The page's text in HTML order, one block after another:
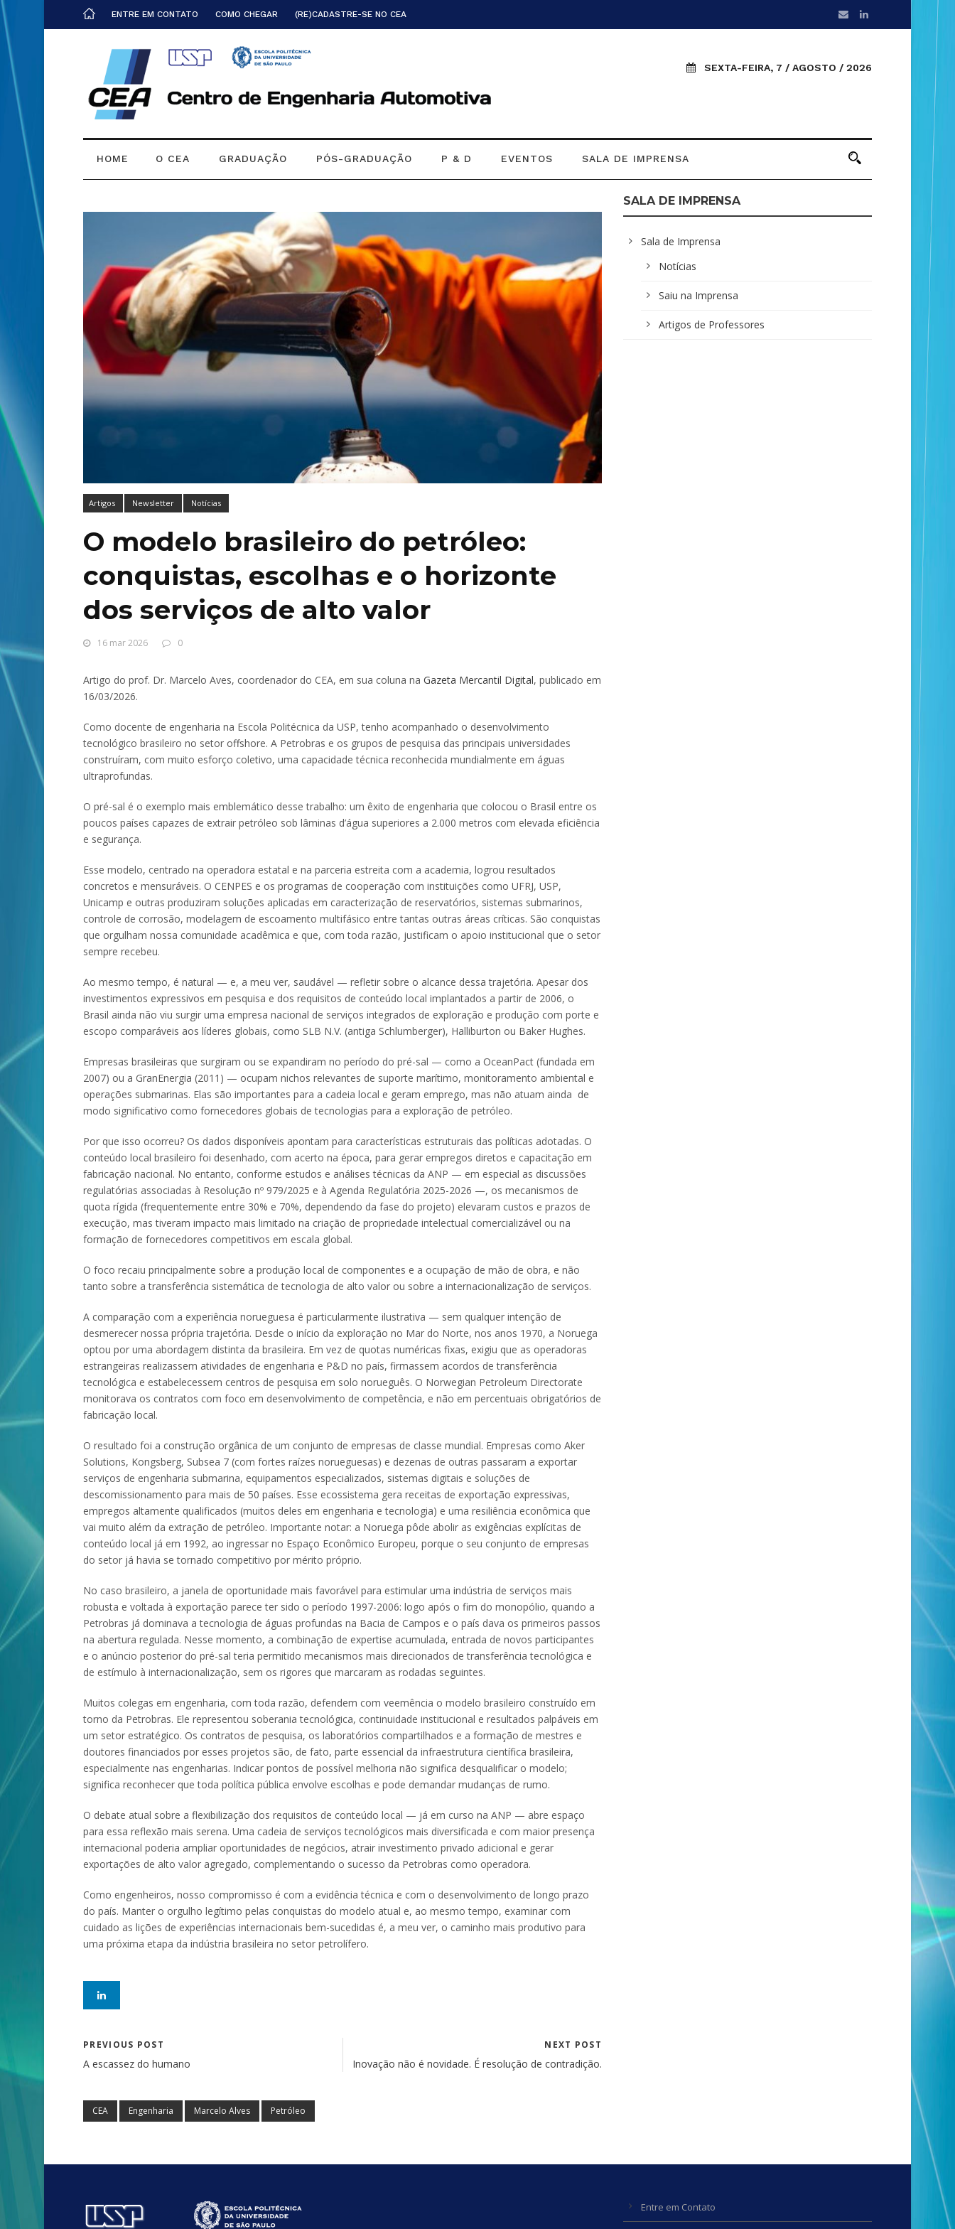
ENTRE EM CONTATO COMO CHEGAR (RE)CADASTRE-SE NO CEA
SEXTA-FEIRA, 7 / AGOSTO / 2026
HOME O CEA GRADUAÇÃO PÓS-GRADUAÇÃO P & D EVENTOS SALA DE IMPRENSA
Artigos Newsletter Notícias
O modelo brasileiro do petróleo:
conquistas, escolhas e o horizonte
dos serviços de alto valor
16 mar 2026 0
Artigo do prof. Dr. Marcelo Aves, coordenador do CEA, em sua coluna na Gazeta Mercantil Digital, publicado em
16/03/2026.
Como docente de engenharia na Escola Politécnica da USP, tenho acompanhado o desenvolvimento
tecnológico brasileiro no setor offshore. A Petrobras e os grupos de pesquisa das principais universidades
construíram, com muito esforço coletivo, uma capacidade técnica reconhecida mundialmente em águas
ultraprofundas.
O pré-sal é o exemplo mais emblemático desse trabalho: um êxito de engenharia que colocou o Brasil entre os
poucos países capazes de extrair petróleo sob lâminas d’água superiores a 2.000 metros com elevada eficiência
e segurança.
Esse modelo, centrado na operadora estatal e na parceria estreita com a academia, logrou resultados
concretos e mensuráveis. O CENPES e os programas de cooperação com instituições como UFRJ, USP,
Unicamp e outras produziram soluções aplicadas em caracterização de reservatórios, sistemas submarinos,
controle de corrosão, modelagem de escoamento multifásico entre tantas outras áreas críticas. São conquistas
que orgulham nossa comunidade acadêmica e que, com toda razão, justificam o apoio institucional que o setor
sempre recebeu.
Ao mesmo tempo, é natural — e, a meu ver, saudável — refletir sobre o alcance dessa trajetória. Apesar dos
investimentos expressivos em pesquisa e dos requisitos de conteúdo local implantados a partir de 2006, o
Brasil ainda não viu surgir uma empresa nacional de serviços integrados de exploração e produção com porte e
escopo comparáveis aos líderes globais, como SLB N.V. (antiga Schlumberger), Halliburton ou Baker Hughes.
Empresas brasileiras que surgiram ou se expandiram no período do pré-sal — como a OceanPact (fundada em
2007) ou a GranEnergia (2011) — ocupam nichos relevantes de suporte marítimo, monitoramento ambiental e
operações submarinas. Elas são importantes para a cadeia local e geram emprego, mas não atuam ainda de
modo significativo como fornecedores globais de tecnologias para a exploração de petróleo.
Por que isso ocorreu? Os dados disponíveis apontam para características estruturais das políticas adotadas. O
conteúdo local brasileiro foi desenhado, com acerto na época, para gerar empregos diretos e capacitação em
fabricação nacional. No entanto, conforme estudos e análises técnicas da ANP — em especial as discussões
regulatórias associadas à Resolução nº 979/2025 e à Agenda Regulatória 2025-2026 —, os mecanismos de
quota rígida (frequentemente entre 30% e 70%, dependendo da fase do projeto) elevaram custos e prazos de
execução, mas tiveram impacto mais limitado na criação de propriedade intelectual comercializável ou na
formação de fornecedores competitivos em escala global.
O foco recaiu principalmente sobre a produção local de componentes e a ocupação de mão de obra, e não
tanto sobre a transferência sistemática de tecnologia de alto valor ou sobre a internacionalização de serviços.
A comparação com a experiência norueguesa é particularmente ilustrativa — sem qualquer intenção de
desmerecer nossa própria trajetória. Desde o início da exploração no Mar do Norte, nos anos 1970, a Noruega
optou por uma abordagem distinta da brasileira. Em vez de quotas numéricas fixas, exigiu que as operadoras
estrangeiras realizassem atividades de engenharia e P&D no país, firmassem acordos de transferência
tecnológica e estabelecessem centros de pesquisa em solo norueguês. O Norwegian Petroleum Directorate
monitorava os contratos com foco em desenvolvimento de competência, e não em percentuais obrigatórios de
fabricação local.
O resultado foi a construção orgânica de um conjunto de empresas de classe mundial. Empresas como Aker
Solutions, Kongsberg, Subsea 7 (com fortes raízes norueguesas) e dezenas de outras passaram a exportar
serviços de engenharia submarina, equipamentos especializados, sistemas digitais e soluções de
descomissionamento para mais de 50 países. Esse ecossistema gera receitas de exportação expressivas,
empregos altamente qualificados (muitos deles em engenharia e tecnologia) e uma resiliência econômica que
vai muito além da extração de petróleo. Importante notar: a Noruega pôde abolir as exigências explícitas de
conteúdo local já em 1992, ao ingressar no Espaço Econômico Europeu, porque o seu conjunto de empresas
do setor já havia se tornado competitivo por mérito próprio.
No caso brasileiro, a janela de oportunidade mais favorável para estimular uma indústria de serviços mais
robusta e voltada à exportação parece ter sido o período 1997-2006: logo após o fim do monopólio, quando a
Petrobras já dominava a tecnologia de águas profundas na Bacia de Campos e o país dava os primeiros passos
na abertura regulada. Nesse momento, a combinação de expertise acumulada, entrada de novos participantes
e o anúncio posterior do pré-sal teria permitido mecanismos mais direcionados de transferência tecnológica e
de estímulo à internacionalização, sem os rigores que marcaram as rodadas seguintes.
Muitos colegas em engenharia, com toda razão, defendem com veemência o modelo brasileiro construído em
torno da Petrobras. Ele representou soberania tecnológica, continuidade institucional e resultados palpáveis em
um setor estratégico. Os contratos de pesquisa, os laboratórios compartilhados e a formação de mestres e
doutores financiados por esses projetos são, de fato, parte essencial da infraestrutura científica brasileira,
especialmente nas engenharias. Indicar pontos de possível melhoria não significa desqualificar o modelo;
significa reconhecer que toda política pública envolve escolhas e pode demandar mudanças de rumo.
O debate atual sobre a flexibilização dos requisitos de conteúdo local — já em curso na ANP — abre espaço
para essa reflexão mais serena. Uma cadeia de serviços tecnológicos mais diversificada e com maior presença
internacional poderia ampliar oportunidades de negócios, atrair investimento privado adicional e gerar
exportações de alto valor agregado, complementando o sucesso da Petrobras como operadora.
Como engenheiros, nosso compromisso é com a evidência técnica e com o desenvolvimento de longo prazo
do país. Manter o orgulho legítimo pelas conquistas do modelo atual e, ao mesmo tempo, examinar com
cuidado as lições de experiências internacionais bem-sucedidas é, a meu ver, o caminho mais produtivo para
uma próxima etapa da indústria brasileira no setor petrolífero.
PREVIOUS POST
A escassez do humano
NEXT POST
Inovação não é novidade. É resolução de contradição.
CEA Engenharia Marcelo Alves Petróleo
SALA DE IMPRENSA
Sala de Imprensa
Notícias
Saiu na Imprensa
Artigos de Professores
Entre em Contato